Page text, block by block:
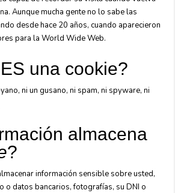
Aunque mucha gente no lo sabe las
desde hace 20 años, cuando aparecieron
para la World Wide Web.
una cookie?
ni un gusano, ni spam, ni spyware, ni
almacena
?
información sensible sobre usted,
o datos bancarios, fotografías, su DNI o